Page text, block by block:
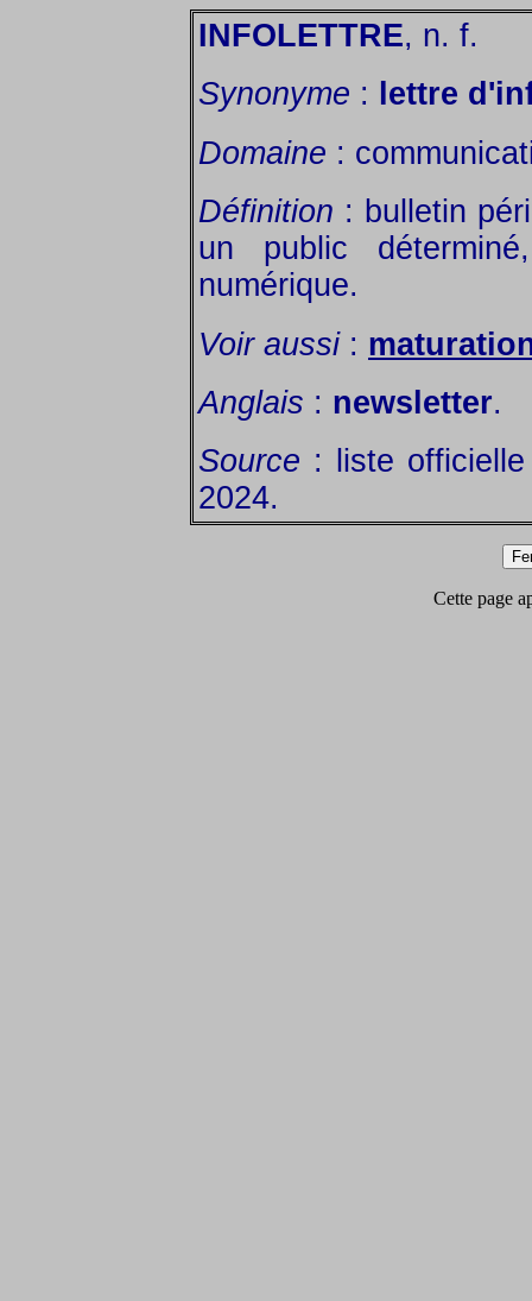
INFOLETTRE, n. f.
Synonyme :
lettre
Domaine :
Définition : bulletin
un public
numérique.
Voir aussi:
Anglais : newsletter.
Source : liste
2024.
Cette page